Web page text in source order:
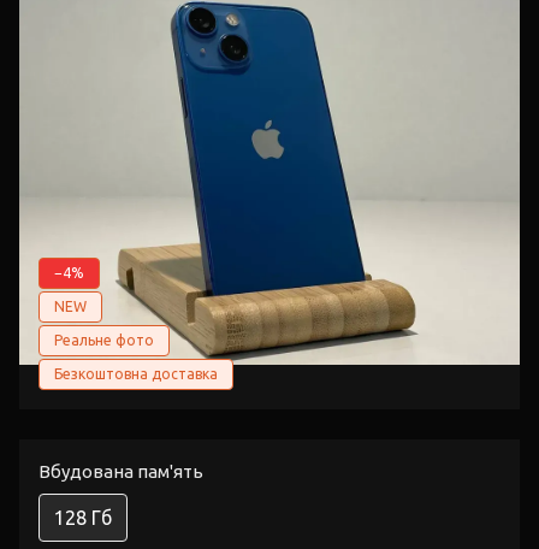
−4%
NEW
Реальне фото
Безкоштовна доставка
Вбудована пам'ять
128 Гб